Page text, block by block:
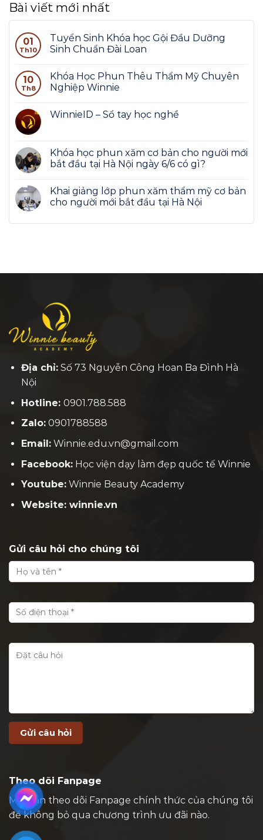
Bài viết mới nhất
01
Th10
Tuyển Sinh Khóa học Gội Đầu Dưỡng
Sinh Chuẩn Đài Loan
10
Th8
Khóa Học Phun Thêu Thẩm Mỹ Chuyên
Nghiệp Winnie
WinnieID – Sổ tay học nghề
Khóa học phun xăm cơ bản cho người mới
bắt đầu tại Hà Nội ngày 6/6 có gì?
Khai giảng lớp phun xăm thẩm mỹ cơ bản
cho người mới bắt đầu tại Hà Nội
Địa chỉ:Số 73 Nguyễn Công Hoan Ba Đình Hà
Nội
Hotline: 0901.788.588
Zalo:0901788588
Email:Winnie.edu.vn@gmail.com
Facebook:Học viện dạy làm đẹp quốc tế Winnie
Youtube:Winnie Beauty Academy
Website: winnie.vn
Gửi câu hỏi cho chúng tôi
Theo dõi Fanpage
Mời bạn theo dõi Fanpage chính thức của chúng tôi
để không bỏ qua chương trình ưu đãi nào.